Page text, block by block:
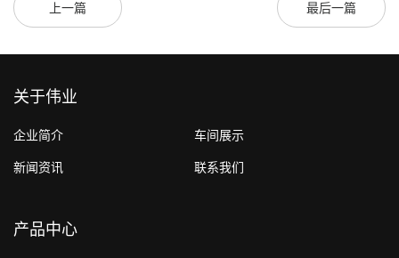
上一篇 最后一篇
关于伟业
企业简介 车间展示
新闻资讯 联系我们
产品中心